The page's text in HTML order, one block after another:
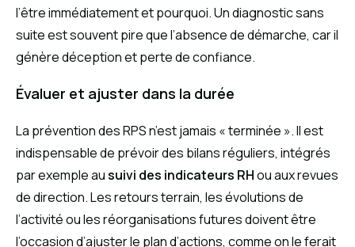
l’être immédiatement et pourquoi. Un diagnostic sans
suite est souvent pire que l’absence de démarche, car il
génère déception et perte de confiance.
Évaluer et ajuster dans la durée
La prévention des RPS n’est jamais « terminée ». Il est
indispensable de prévoir des bilans réguliers, intégrés
par exemple ausuivi des indicateurs RHou aux revues
de direction. Les retours terrain, les évolutions de
l’activité ou les réorganisations futures doivent être
l’occasion d’ajuster le plan d’actions, comme on le ferait